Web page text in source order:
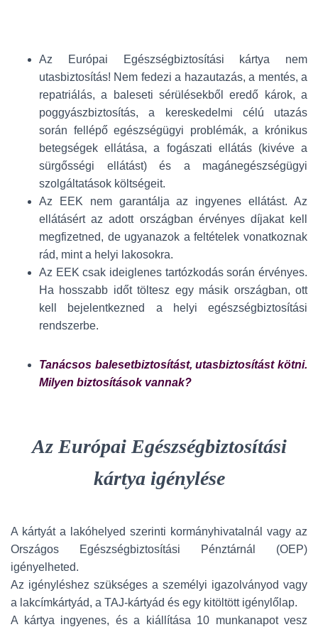
Az Európai Egészségbiztosítási kártya nem
utasbiztosítás! Nem fedezi a hazautazás, a mentés, a
repatriálás, a baleseti sérülésekből eredő károk, a
poggyászbiztosítás, a kereskedelmi célú utazás
során fellépő egészségügyi problémák, a krónikus
betegségek ellátása, a fogászati ellátás (kivéve a
sürgősségi ellátást) és a magánegészségügyi
szolgáltatások költségeit.
Az EEK nem garantálja az ingyenes ellátást. Az
ellátásért az adott országban érvényes díjakat kell
megfizetned, de ugyanazok a feltételek vonatkoznak
rád, mint a helyi lakosokra.
Az EEK csak ideiglenes tartózkodás során érvényes.
Ha hosszabb időt töltesz egy másik országban, ott
kell bejelentkezned a helyi egészségbiztosítási
rendszerbe.
Tanácsos balesetbiztosítást, utasbiztosítást kötni.
Milyen biztosítások vannak?
Az Európai Egészségbiztosítási
kártya igénylése
A kártyát a lakóhelyed szerinti kormányhivatalnál vagy az
Országos Egészségbiztosítási Pénztárnál (OEP)
igényelheted.
Az igényléshez szükséges a személyi igazolványod vagy
a lakcímkártyád, a TAJ-kártyád és egy kitöltött igénylőlap.
A kártya ingyenes, és a kiállítása 10 munkanapot vesz